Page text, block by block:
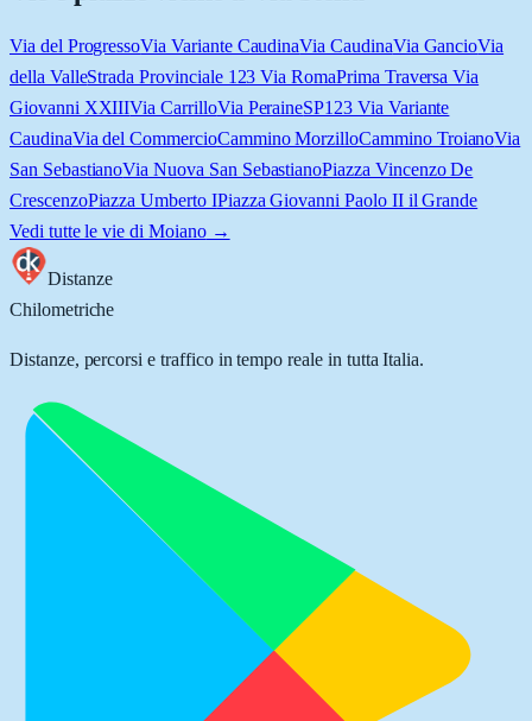
Via del ProgressoVia Variante CaudinaVia CaudinaVia GancioVia
della ValleStrada Provinciale 123 Via RomaPrima Traversa Via
Giovanni XXIIIVia CarrilloVia PeraineSP123 Via Variante
CaudinaVia del CommercioCammino MorzilloCammino TroianoVia
San SebastianoVia Nuova San SebastianoPiazza Vincenzo De
CrescenzoPiazza Umberto IPiazza Giovanni Paolo II il Grande
Vedi tutte le vie di Moiano→
Distanze
Chilometriche
Distanze, percorsi e traffico in tempo reale in tutta Italia.